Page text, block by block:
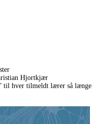
Hjortkjær
til hver tilmeldt lærer så længe